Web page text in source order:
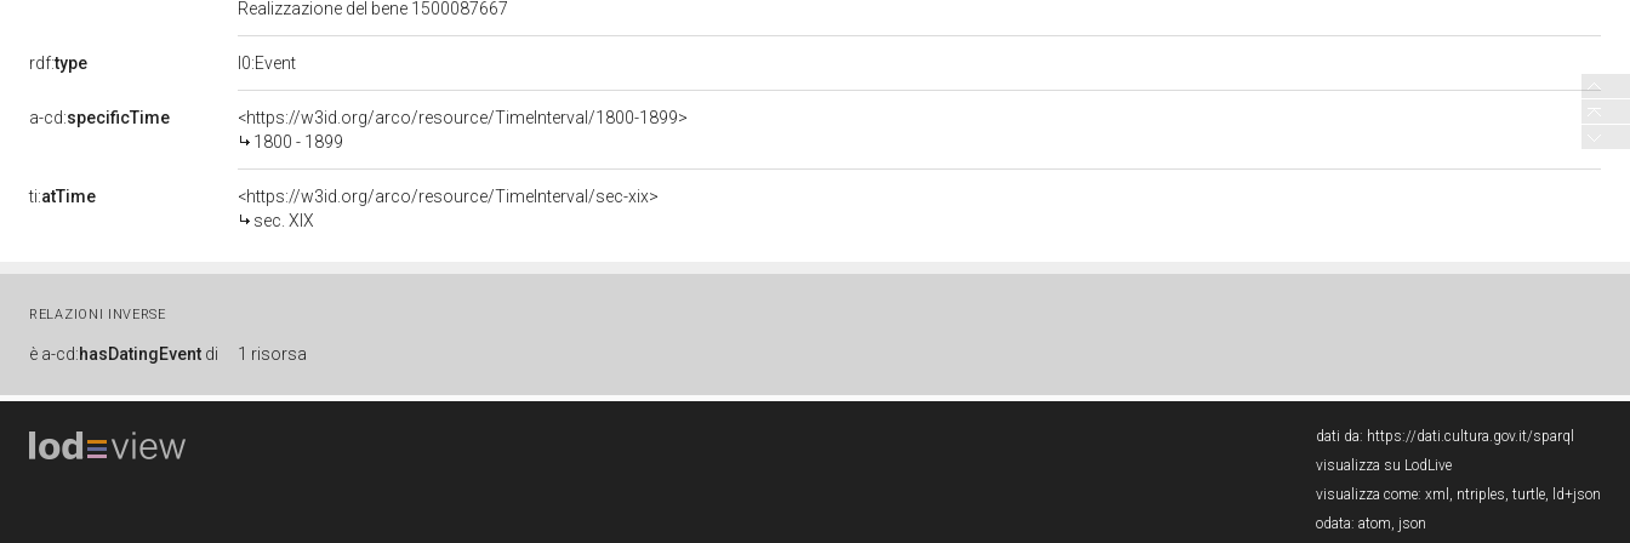
Realizzazione del bene 1500087667
rdf:type l0:Event
a-cd:specificTime
<https://w3id.org/arco/resource/TimeInterval/1800-1899>
1800 - 1899
ti:atTime
<https://w3id.org/arco/resource/TimeInterval/sec-xix>
sec. XIX
RELAZIONI INVERSE
è a-cd:hasDatingEvent di 1 risorsa
dati da: https://dati.cultura.gov.it/sparql
visualizza su LodLive
visualizza come: xml , ntriples, turtle, ld+json
odata: atom, json